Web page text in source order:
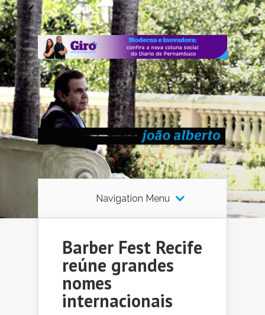
Navigation Menu
Barber Fest Recife
reúne grandes
nomes
internacionais